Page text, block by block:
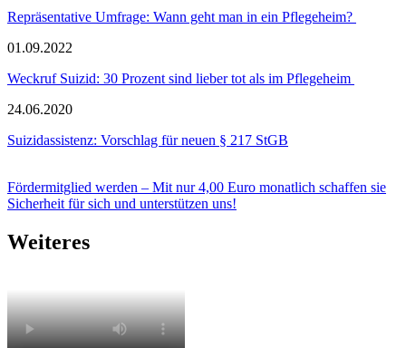
Repräsentative Umfrage: Wann geht man in ein Pflegeheim?
01.09.2022
Weckruf Suizid: 30 Prozent sind lieber tot als im Pflegeheim
24.06.2020
Suizidassistenz: Vorschlag für neuen § 217 StGB
Fördermitglied werden – Mit nur 4,00 Euro monatlich schaffen sie
Sicherheit für sich und unterstützen uns!
Weiteres